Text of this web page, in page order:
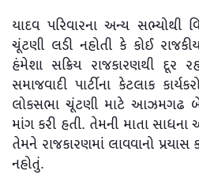
યાદવ પરિવારના અન્ય સભ્યોથી
ચૂંટણી લડી નહોતી કે કોઈ
હંમેશા સક્રિય રાજકારણથી દૂર
સમાજવાદી પાર્ટીના કેટલાક
લોકસભા ચૂંટણી માટે આઝમગઢ
માંગ કરી હતી. તેમની માતા
તેમને રાજકારણમાં લાવવાનો
નહોતું.